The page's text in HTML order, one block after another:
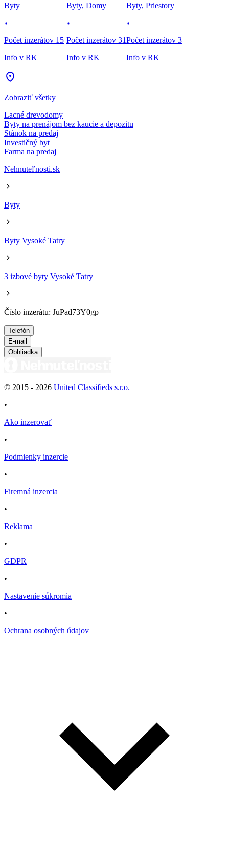
Byty
Počet inzerátov 15
Info v RK
Byty, Domy
Počet inzerátov 31
Info v RK
Byty, Priestory
Počet inzerátov 3
Info v RK
Zobraziť všetky
Lacné drevodomy
Byty na prenájom bez kaucie a depozitu
Stánok na predaj
Investičný byt
Farma na predaj
Nehnuteľnosti.sk
Byty
Byty Vysoké Tatry
3 izbové byty Vysoké Tatry
Číslo inzerátu: JuPad73Y0gp
Telefón
E-mail
Obhliadka
© 2015 - 2026 United Classifieds s.r.o.
•
Ako inzerovať
•
Podmienky inzercie
•
Firemná inzercia
•
Reklama
•
GDPR
•
Nastavenie súkromia
•
Ochrana osobných údajov